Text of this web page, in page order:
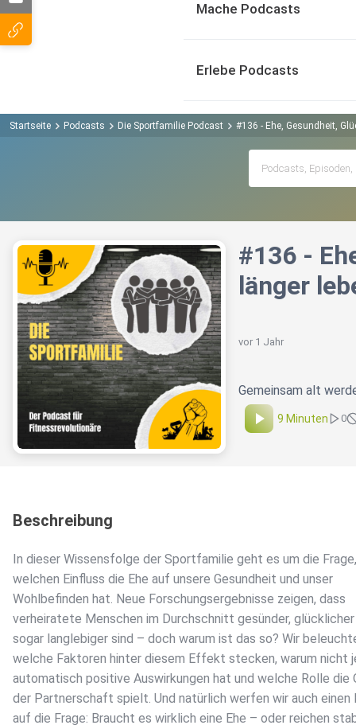
Mache Podcasts
Erlebe Podcasts
Startseite Podcasts Die Sportfamilie Podcast #136 - Ehe, Gesundheit,
#136 -
länger
vor 1 Jahr
Gemeinsam alt
9 Minuten 0
Beschreibung
In dieser Wissensfolge der Sportfamilie geht es um die Frage,
welchen Einfluss die Ehe auf unsere Gesundheit und unser
Wohlbefinden hat. Neue Forschungsergebnisse zeigen, dass
verheiratete Menschen im Durchschnitt gesünder, glücklicher
sogar langlebiger sind – doch warum ist das so? Wir
welche Faktoren hinter diesem Effekt stecken, warum nicht
automatisch positive Auswirkungen hat und welche Rolle die
der Partnerschaft spielt. Und natürlich werfen wir auch einen
auf die Frage: Braucht es wirklich eine Ehe – oder reichen